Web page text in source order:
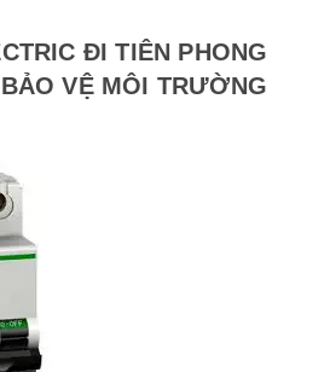
ĐI TIÊN PHONG
VỆ MÔI TRƯỜNG